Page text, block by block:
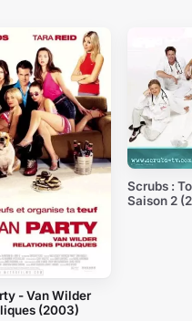
- Van Wilder
(2003)
Scrubs :
Saison 2